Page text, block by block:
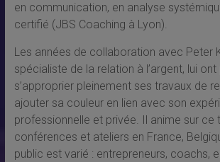
en communication, en analyse
certifié (JBS Coaching à Lyon).
Les années de collaboration avec Peter
spécialiste de la relation à l’argent, lui
s’approprier pleinement ses travaux de
ajouter sa couleur en lien avec son
professionnelle et privée. Il anime sur ce
conférences et ateliers en France,
public est varié : entrepreneurs, coachs,